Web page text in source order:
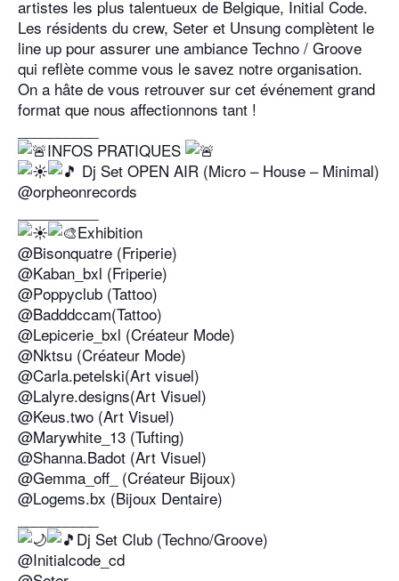
artistes les plus talentueux de Belgique, Initial Code.
Les résidents du crew, Seter et Unsung complètent le
line up pour assurer une ambiance Techno / Groove
qui reflète comme vous le savez notre organisation.
On a hâte de vous retrouver sur cet événement grand
format que nous affectionnons tant !
INFOS PRATIQUES
Dj Set OPEN AIR (Micro – House – Minimal)
@orpheonrecords
Exhibition
@Bisonquatre (Friperie)
@Kaban_bxl (Friperie)
@Poppyclub (Tattoo)
@Badddccam(Tattoo)
@Lepicerie_bxl (Créateur Mode)
@Nktsu (Créateur Mode)
@Carla.petelski(Art visuel)
@Lalyre.designs(Art Visuel)
@Keus.two (Art Visuel)
@Marywhite_13 (Tufting)
@Shanna.Badot (Art Visuel)
@Gemma_off_ (Créateur Bijoux)
@Logems.bx (Bijoux Dentaire)
Dj Set Club (Techno/Groove)
@Initialcode_cd